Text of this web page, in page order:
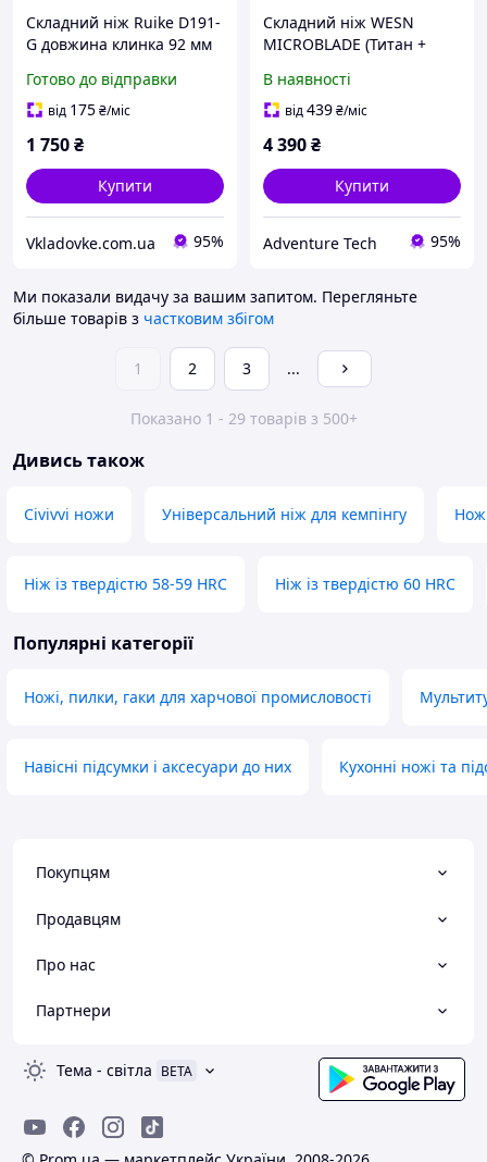
Складний ніж Ruike D191-
G довжина клинка 92 мм
сталь 8Cr13MoV вага 120 г
Готово до відправки
від 175₴/міс
1 750₴
Купити
Vkladovke.com.ua 95%
Складний ніж WESN
MICROBLADE (Титан +
В наявності
від439₴/міс
4 390₴
Купити
Adventure Tech 95%
Ми показали видачу за вашим запитом. Перегляньте
більше товарів з частковим збігом
1 2 3 ...
Показано 1 - 29 товарів з 500+
Дивись також
Civivvi ножи Універсальний ніж для кемпінгу
Ніж із твердістю 58-59 HRC Ніж із твердістю 60 HRC
Популярні категорії
Ножі, пилки, гаки для харчової промисловості
Навісні підсумки і аксесуари до них Кухонні ножі та
Покупцям
Продавцям
Про нас
Партнери
Тема - світла BETA